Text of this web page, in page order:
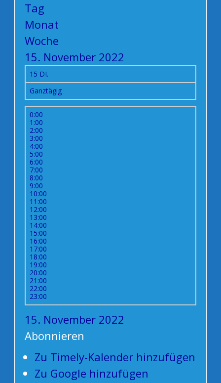
Tag
Monat
Woche
15. November 2022
15 DI.
Ganztägig
0:00
1:00
2:00
3:00
4:00
5:00
6:00
7:00
8:00
9:00
10:00
11:00
12:00
13:00
14:00
15:00
16:00
17:00
18:00
19:00
20:00
21:00
22:00
23:00
15. November 2022
Abonnieren
Zu Timely-Kalender hinzufügen
Zu Google hinzufügen